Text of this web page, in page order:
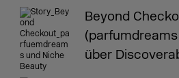
Beyond
über